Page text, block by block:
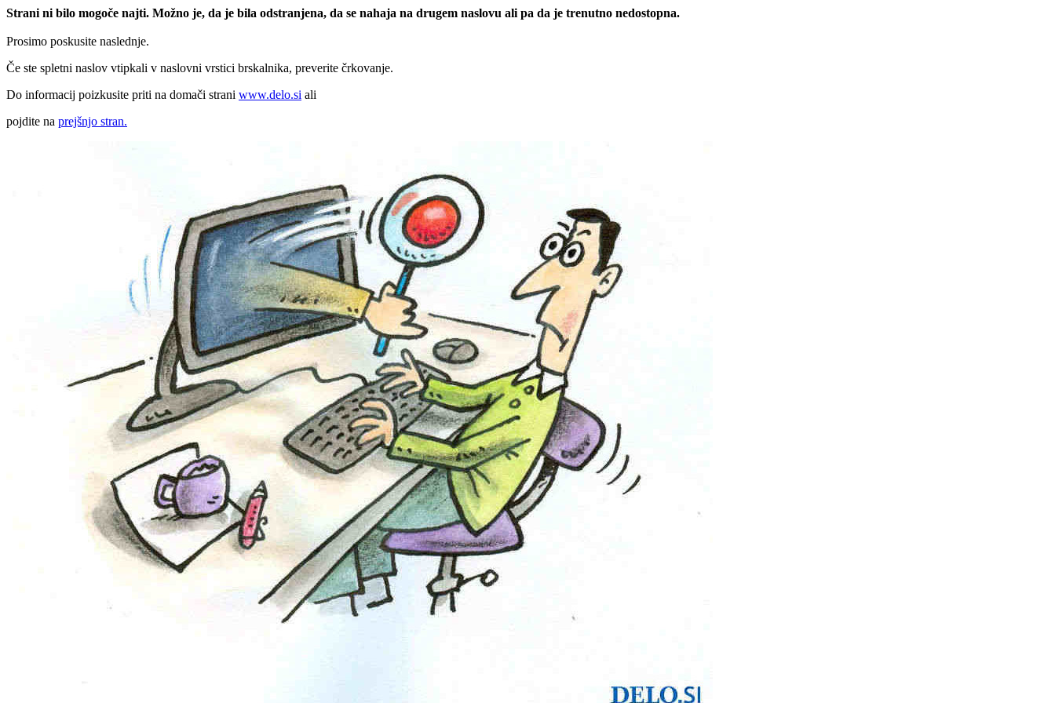
Strani ni bilo mogoče najti. Možno je, da je bila odstranjena, da se nahaja na drugem naslovu ali pa da je trenutno nedostopna.
Prosimo poskusite naslednje.
Če ste spletni naslov vtipkali v naslovni vrstici brskalnika, preverite črkovanje.
Do informacij poizkusite priti na domači strani www.delo.si ali
pojdite na prejšnjo stran.